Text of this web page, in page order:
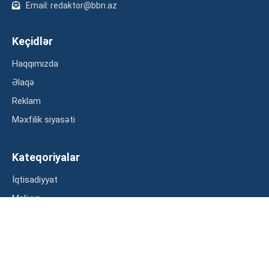
Email: redaktor@bbn.az
Keçidlər
Haqqımızda
Əlaqə
Reklam
Məxfilik siyasəti
Kateqoriyalar
İqtisadiyyat
Maliyyə